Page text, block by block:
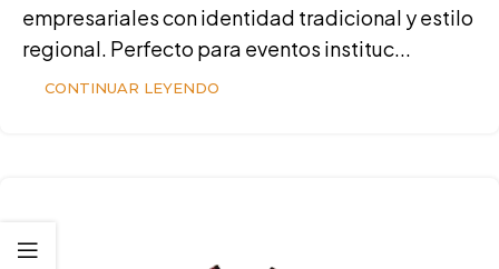
empresariales con identidad tradicional y estilo
regional. Perfecto para eventos instituc...
CONTINUAR LEYENDO